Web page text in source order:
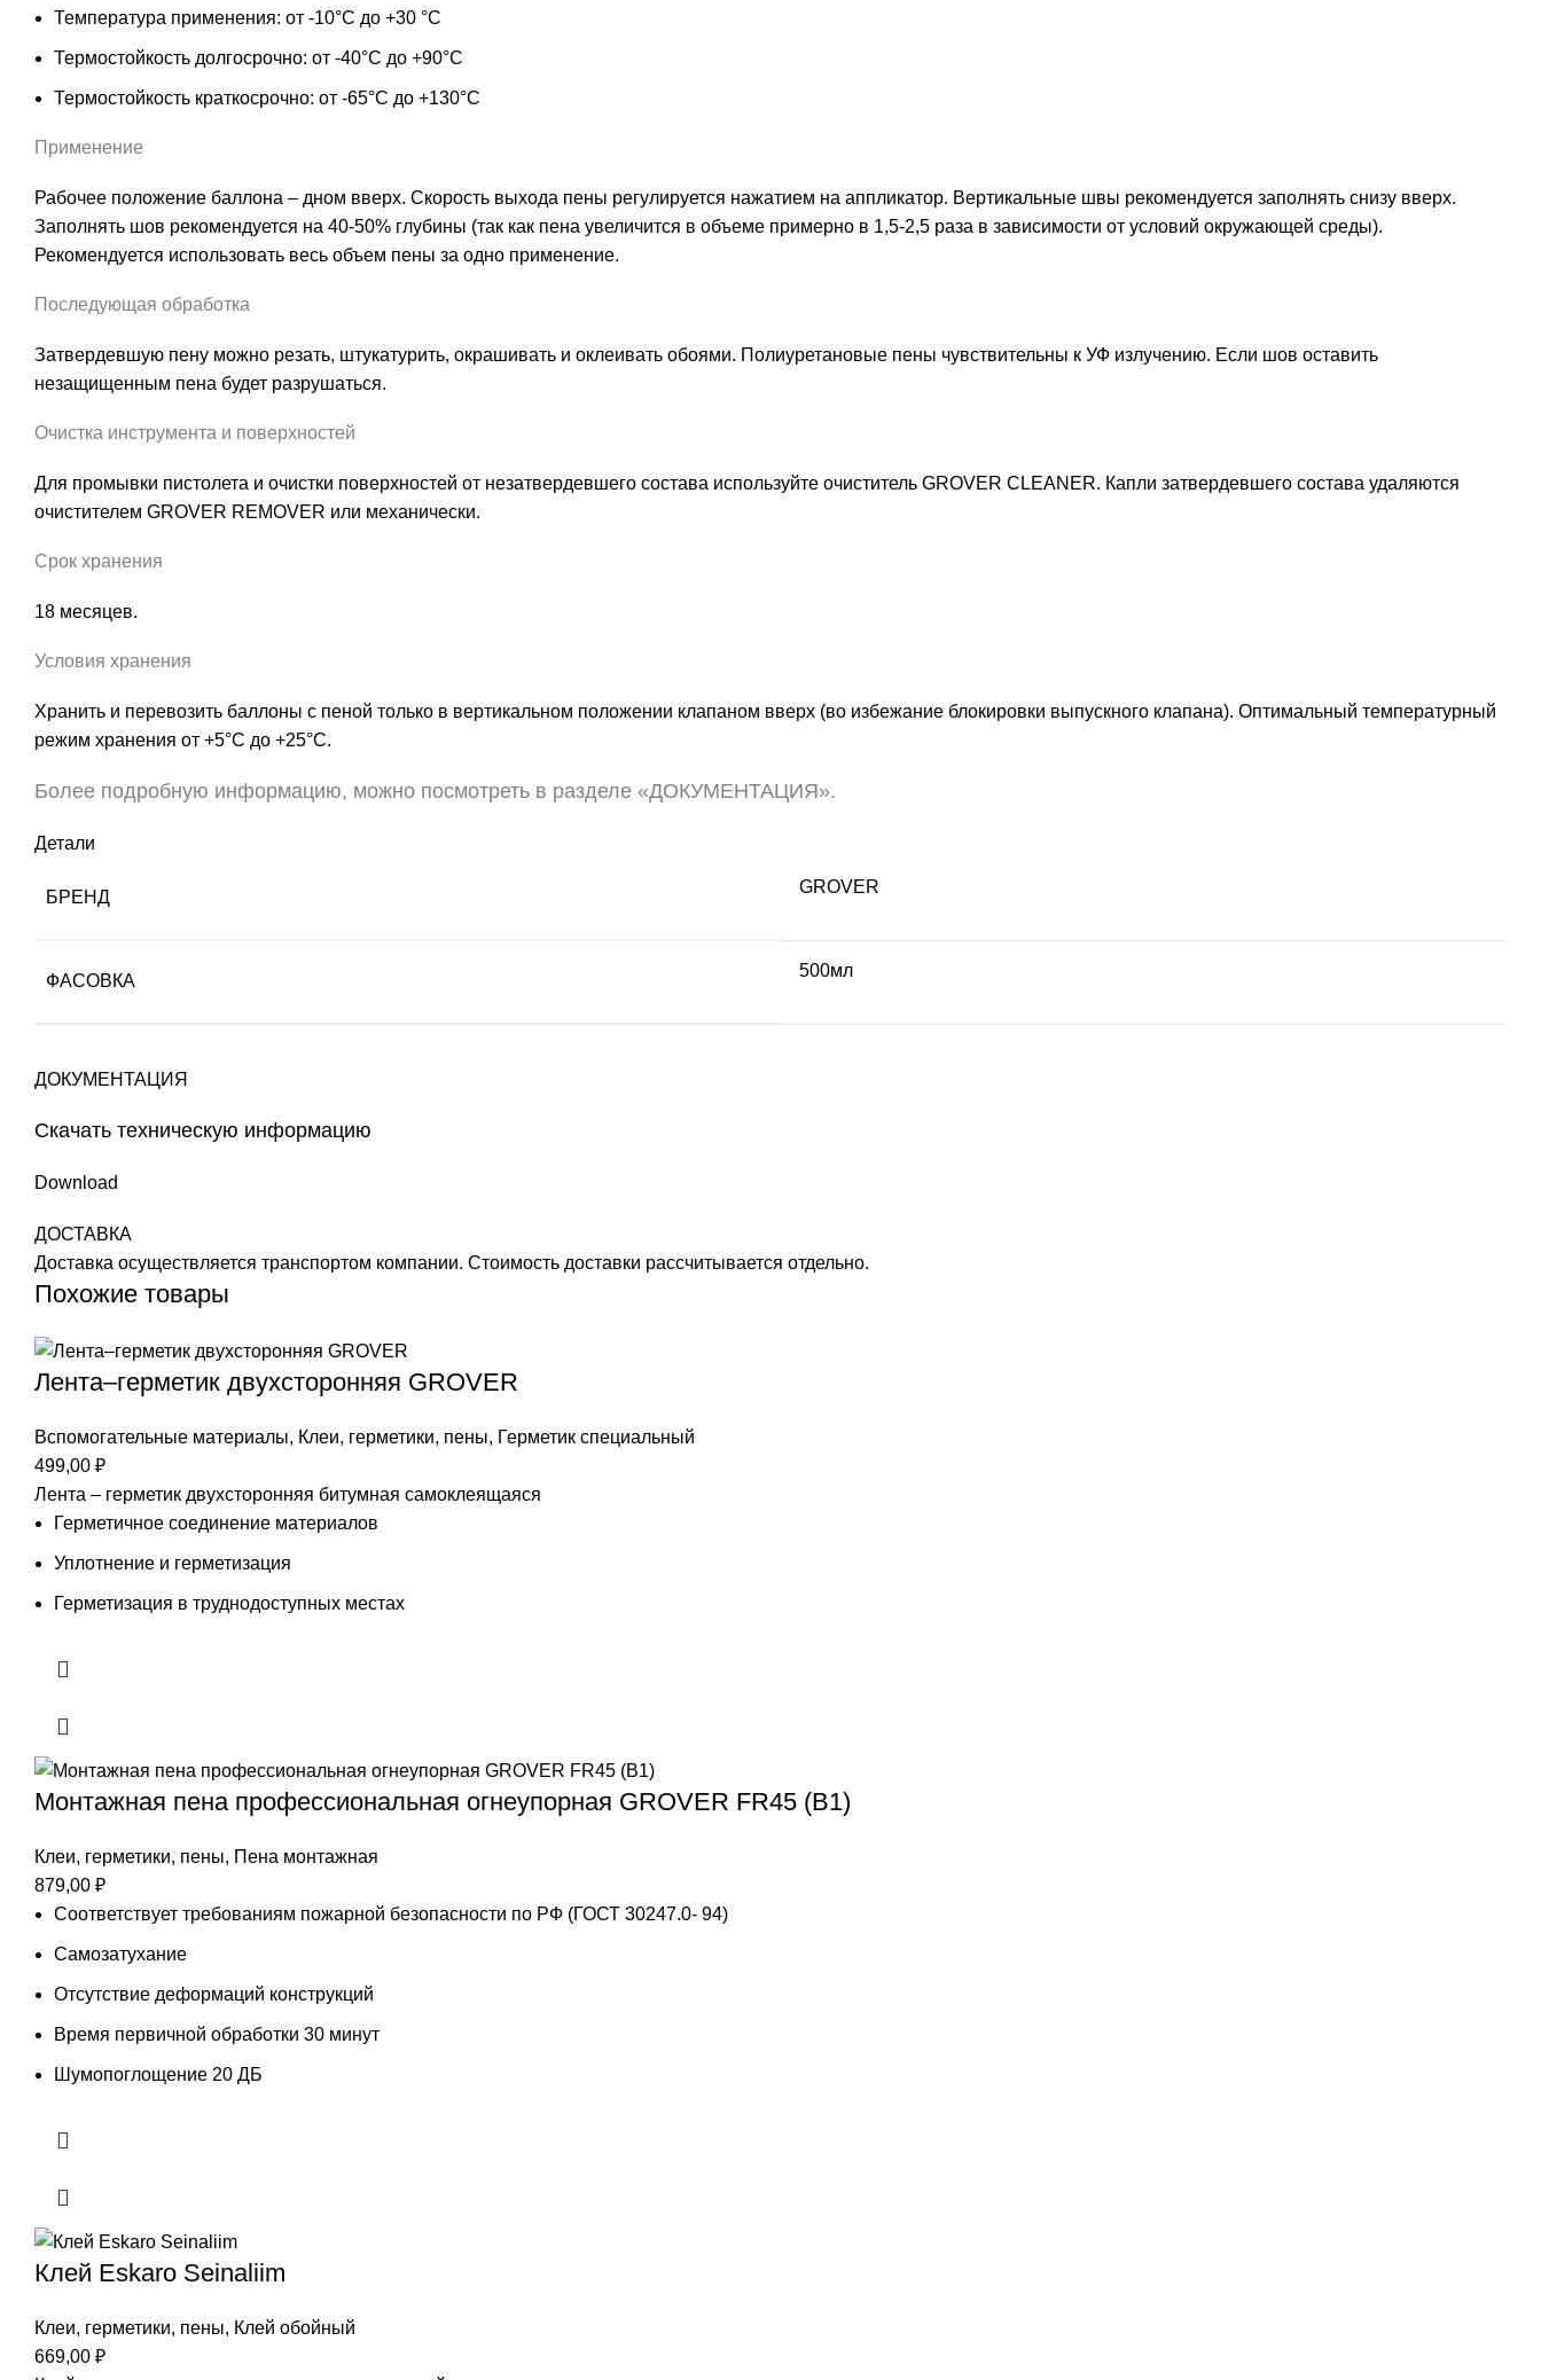
Температура применения: от -10°С до +30 °С
Термостойкость долгосрочно: от -40°С до +90°С
Термостойкость краткосрочно: от -65°С до +130°С
Применение
Рабочее положение баллона – дном вверх. Скорость выхода пены регулируется нажатием на аппликатор. Вертикальные швы рекомендуется заполнять снизу вверх.
Заполнять шов рекомендуется на 40-50% глубины (так как пена увеличится в объеме примерно в 1,5-2,5 раза в зависимости от условий окружающей среды).
Рекомендуется использовать весь объем пены за одно применение.
Последующая обработка
Затвердевшую пену можно резать, штукатурить, окрашивать и оклеивать обоями. Полиуретановые пены чувствительны к УФ излучению. Если шов оставить
незащищенным пена будет разрушаться.
Очистка инструмента и поверхностей
Для промывки пистолета и очистки поверхностей от незатвердевшего состава используйте очиститель GROVER CLEANER. Капли затвердевшего состава удаляются
очистителем GROVER REMOVER или механически.
Срок хранения
18 месяцев.
Условия хранения
Хранить и перевозить баллоны с пеной только в вертикальном положении клапаном вверх (во избежание блокировки выпускного клапана). Оптимальный температурный
режим хранения от +5°С до +25°С.
Более подробную информацию, можно посмотреть в разделе «ДОКУМЕНТАЦИЯ».
Детали
БРЕНД
GROVER
ФАСОВКА
500мл
ДОКУМЕНТАЦИЯ
Скачать техническую информацию
Download
ДОСТАВКА
Доставка осуществляется транспортом компании. Стоимость доставки рассчитывается отдельно.
Похожие товары
Лента–герметик двухсторонняя GROVER
Вспомогательные материалы, Клеи, герметики, пены, Герметик специальный
499,00 ₽
Лента – герметик двухсторонняя битумная самоклеящаяся
Герметичное соединение материалов
Уплотнение и герметизация
Герметизация в труднодоступных местах
Монтажная пена профессиональная огнеупорная GROVER FR45 (B1)
Клеи, герметики, пены, Пена монтажная
879,00 ₽
Соответствует требованиям пожарной безопасности по PФ (ГОСТ 30247.0- 94)
Самозатухание
Отсутствие деформаций конструкций
Время первичной обработки 30 минут
Шумопоглощение 20 ДБ
Клей Eskaro Seinaliim
Клеи, герметики, пены, Клей обойный
669,00 ₽